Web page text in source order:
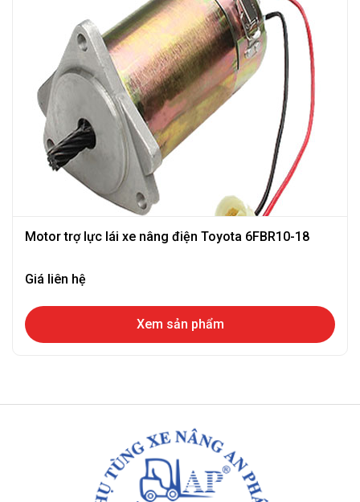
Motor trợ lực lái xe nâng điện Toyota 6FBR10-18
Giá liên hệ
Xem sản phẩm